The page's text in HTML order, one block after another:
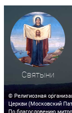
Святыни
© Религиозная
Церкви (Московский
По благословению